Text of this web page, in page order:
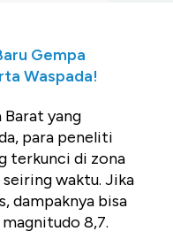
Gempa
Waspada!
Barat yang
para peneliti
terkunci di zona
waktu. Jika
dampaknya bisa
8,7.